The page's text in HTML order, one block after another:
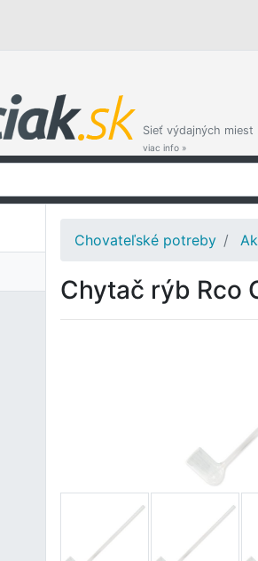
Sieť výdajných miest
viac info »
Chovateľské potreby
Chytač rýb Rco